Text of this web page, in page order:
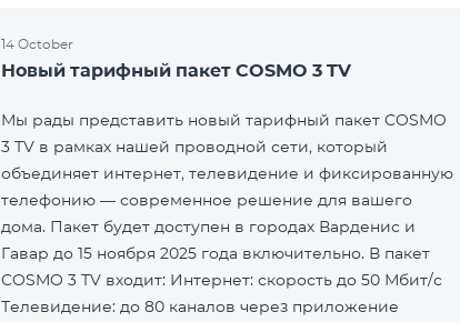
14 October
Новый тарифный пакет COSMO 3 TV
Мы рады представить новый тарифный пакет COSMO
3 TV в рамках нашей проводной сети, который
объединяет интернет, телевидение и фиксированную
телефонию — современное решение для вашего
дома. Пакет будет доступен в городах Варденис и
Гавар до 15 ноября 2025 года включительно. В пакет
COSMO 3 TV входит: Интернет: скорость до 50 Мбит/с
Телевидение: до 80 каналов через приложение